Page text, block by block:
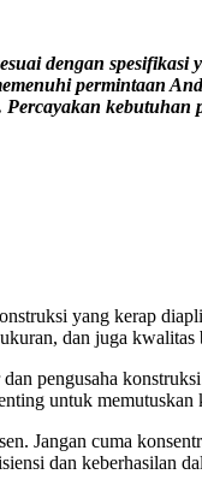
dengan
permintaan
yang kerap
dan juga
pengusaha
untuk
Jangan cuma
dan keberhasilan